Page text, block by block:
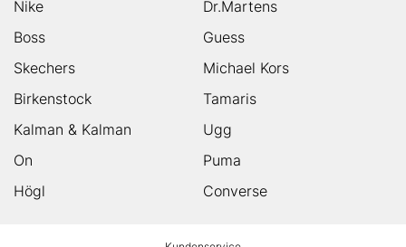
Nike
Dr.Martens
Boss
Guess
Skechers
Michael Kors
Birkenstock
Tamaris
Kalman & Kalman
Ugg
On
Puma
Högl
Converse